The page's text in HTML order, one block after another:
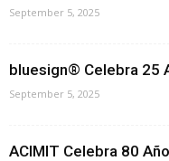
September 5, 2025
bluesign® Celebra 25
September 5, 2025
ACIMIT Celebra 80